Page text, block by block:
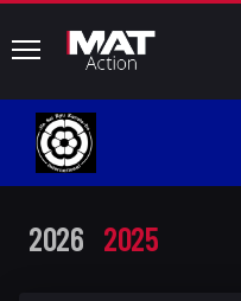
common.menu
2026 2025